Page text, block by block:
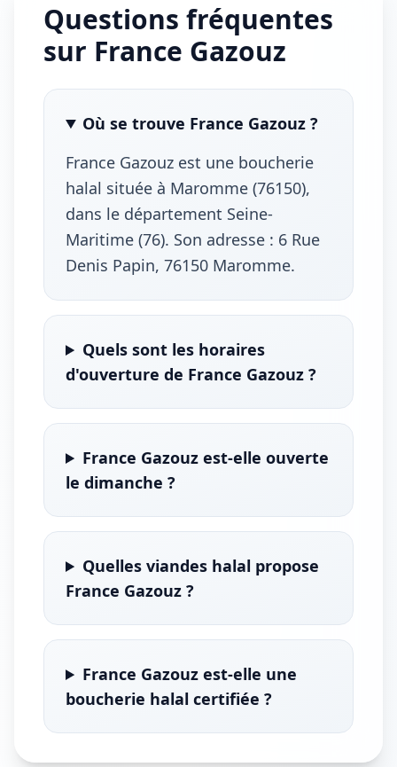
Questions fréquentes
sur France Gazouz
Où se trouve France Gazouz ?
France Gazouz est une boucherie
halal située à Maromme (76150),
dans le département Seine-
Maritime (76). Son adresse : 6 Rue
Denis Papin, 76150 Maromme.
Quels sont les horaires
d'ouverture de France Gazouz ?
France Gazouz est-elle ouverte
le dimanche ?
Quelles viandes halal propose
France Gazouz ?
France Gazouz est-elle une
boucherie halal certifiée ?